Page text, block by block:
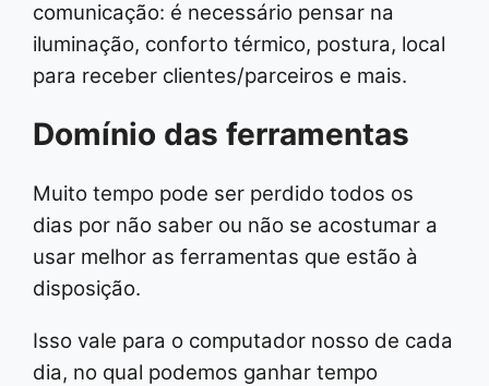
comunicação: é necessário pensar na
iluminação, conforto térmico, postura, local
para receber clientes/parceiros e mais.
Domínio das ferramentas
Muito tempo pode ser perdido todos os
dias por não saber ou não se acostumar a
usar melhor as ferramentas que estão à
disposição.
Isso vale para o computador nosso de cada
dia, no qual podemos ganhar tempo